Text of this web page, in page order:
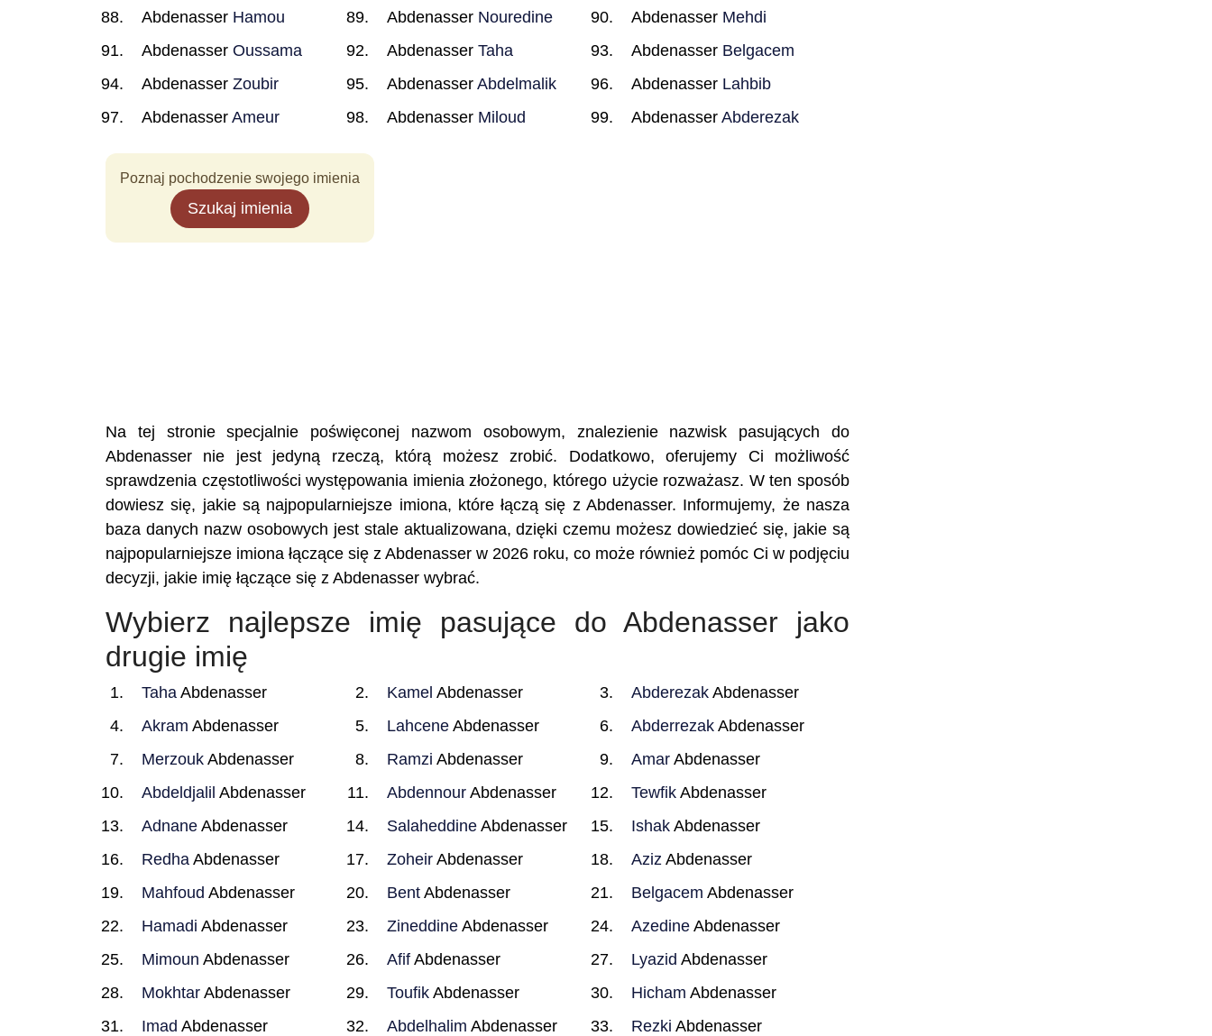
Abdenasser Hamou Abdenasser Nouredine Abdenasser Mehdi
Abdenasser Oussama Abdenasser Taha Abdenasser Belgacem
Abdenasser Zoubir Abdenasser Abdelmalik Abdenasser Lahbib
Abdenasser Ameur Abdenasser Miloud AbdenasserAbderezak
Poznaj pochodzenie swojego imienia
Szukaj imienia
Na tej stronie specjalnie poświęconej nazwom osobowym, znalezienie nazwisk pasujących do
Abdenasser nie jest jedyną rzeczą, którą możesz zrobić. Dodatkowo, oferujemy Ci możliwość
sprawdzenia częstotliwości występowania imienia złożonego, którego użycie rozważasz. W ten sposób
dowiesz się, jakie są najpopularniejsze imiona, które łączą się z Abdenasser. Informujemy, że nasza
baza danych nazw osobowych jest stale aktualizowana, dzięki czemu możesz dowiedzieć się, jakie są
najpopularniejsze imiona łączące się z Abdenasser w 2026 roku, co może również pomóc Ci w podjęciu
decyzji, jakie imię łączące się z Abdenasser wybrać.
Wybierz najlepsze imię pasujące do Abdenasser jako
drugie imię
Taha Abdenasser Kamel Abdenasser Abderezak Abdenasser
Akram Abdenasser LahceneAbdenasser Abderrezak Abdenasser
Merzouk Abdenasser Ramzi Abdenasser Amar Abdenasser
Abdeldjalil Abdenasser AbdennourAbdenasser Tewfik Abdenasser
Adnane Abdenasser SalaheddineAbdenasser Ishak Abdenasser
Redha Abdenasser ZoheirAbdenasser Aziz Abdenasser
Mahfoud Abdenasser BentAbdenasser Belgacem Abdenasser
Hamadi Abdenasser ZineddineAbdenasser Azedine Abdenasser
Mimoun Abdenasser AfifAbdenasser Lyazid Abdenasser
Mokhtar Abdenasser ToufikAbdenasser Hicham Abdenasser
Imad Abdenasser Abdelhalim Abdenasser Rezki Abdenasser